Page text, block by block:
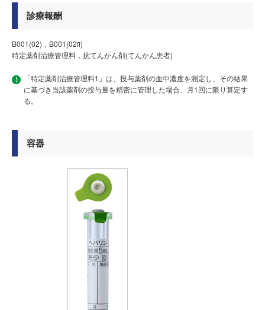
診療報酬
B001(02)，B001(02ﾛ)
特定薬剤治療管理料，抗てんかん剤(てんかん患者)
「特定薬剤治療管理料1」は、投与薬剤の血中濃度を測定し、その結果
に基づき当該薬剤の投与量を精密に管理した場合、月1回に限り算定す
る。
容器